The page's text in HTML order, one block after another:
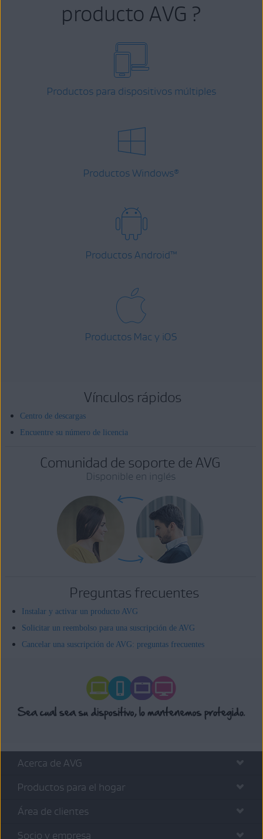
producto AVG ?
Productos para dispositivos múltiples
Productos Windows®
Productos Android™
Productos Mac y iOS
Vínculos rápidos
Centro de descargas
Encuentre su número de licencia
Comunidad de soporte de AVG
Disponible en inglés
Preguntas frecuentes
Instalar y activar un producto AVG
Solicitar un reembolso para una suscripción de AVG
Cancelar una suscripción de AVG: preguntas frecuentes
Acerca de AVG
Productos para el hogar
Área de clientes
Socio y empresa